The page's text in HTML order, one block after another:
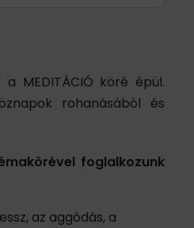
MEDITÁCIÓ köré épül.
rohanásából és
foglalkozunk
az aggódás, a